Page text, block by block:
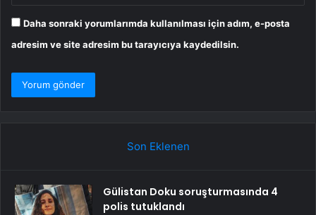
Daha sonraki yorumlarımda kullanılması için adım, e-posta
adresim ve site adresim bu tarayıcıya kaydedilsin.
Son Eklenen
Gülistan Doku soruşturmasında 4
polis tutuklandı